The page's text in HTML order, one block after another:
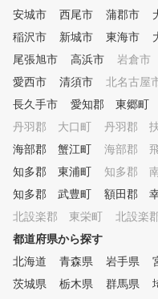
安城市
西尾市 蒲郡市
稲沢市
新城市 東海市
尾張旭市
高浜市 岩倉市
愛西市
清須市 北名古屋
長久手市
愛知郡 東郷町
丹羽郡 大口町
丹羽郡
海部郡 蟹江町
海部郡
知多郡 東浦町
知多郡
知多郡 武豊町
額田郡
北設楽郡 東栄町
北設楽
都道府県から探す
北海道
青森県 岩手県
茨城県
栃木県 群馬県